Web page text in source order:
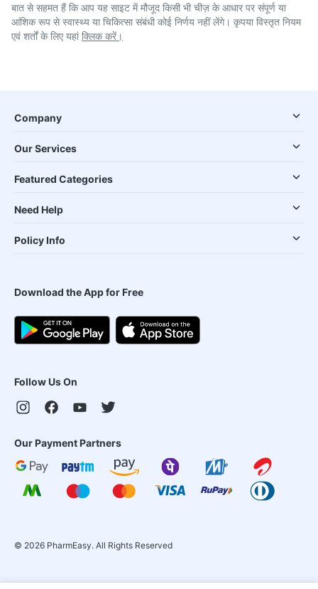
बात से सहमत हैं कि आप यह साइट में मौजूद किसी भी चीज़ के आधार पर संपूर्ण या
आंशिक रूप से स्वास्थ्य या चिकित्सा संबंधी कोई निर्णय नहीं लेंगे। कृपया विस्तृत नियम
एवं शर्तों के लिए यहांक्लिक करें।
Company
Our Services
Featured Categories
Need Help
Policy Info
Download the App for Free
Follow Us On
Our Payment Partners
© 2026 PharmEasy. All Rights Reserved